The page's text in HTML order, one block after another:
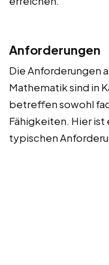
Anforderungen
Die Anforderungen
Mathematik sind in
betreffen sowohl
Fähigkeiten. Hier
typischen